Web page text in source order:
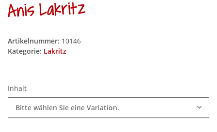
Anis Lakritz
Artikelnummer: 10146
Kategorie: Lakritz
Inhalt
Bitte wählen Sie eine Variation.